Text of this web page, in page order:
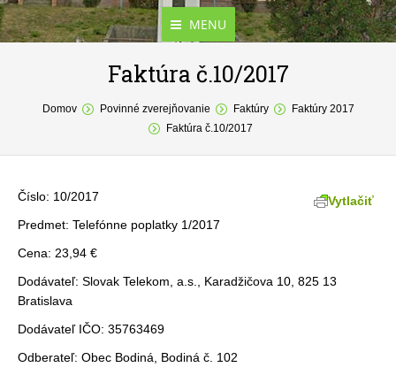
MENU
Aktuality
O obci
Formuláre
Fotogaléria
Kontakt
Faktúra č.10/2017
You are here:
Domov Povinné zverejňovanie Faktúry
Faktúry 2017
Faktúra č.10/2017
Vytlačiť
Číslo: 10/2017
Predmet: Telefónne poplatky 1/2017
Cena: 23,94 €
Dodávateľ: Slovak Telekom, a.s., Karadžičova 10, 825 13
Bratislava
Dodávateľ IČO: 35763469
Odberateľ: Obec Bodiná, Bodiná č. 102